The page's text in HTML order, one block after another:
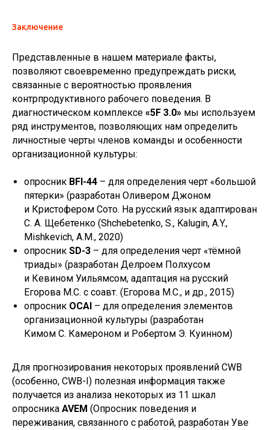
Заключение
Представленные в нашем материале факты,
позволяют своевременно предупреждать риски,
связанные с вероятностью проявления
контрпродуктивного рабочего поведения. В
диагностическом комплексе «5F 3.0» мы используем
ряд инструментов, позволяющих нам определить
личностные черты членов команды и особенности
организационной культуры:
опросник BFI-44 – для определения черт «большой
пятерки» (разработан Оливером Джоном
и Кристофером Сото. На русский язык адаптирован
С. А. Щебетенко (Shchebetenko, S., Kalugin, A.Y.,
Mishkevich, A.M., 2020)
опросник SD-3 – для определения черт «тёмной
триады» (разработан Делроем Полхусом
и Кевином Уильямсом, адаптация на русский
Егорова М.С. с соавт. (Егорова М.С., и др., 2015)
опросник OCAI – для определения элементов
организационной культуры (разработан
Кимом С. Камероном и Робертом Э. Куинном)
Для прогнозирования некоторых проявлений CWB
(особенно, CWB-I) полезная информация также
получается из анализа некоторых из 11 шкал
опросника AVEM (Опросник поведения и
переживания, связанного с работой, разработан Уве